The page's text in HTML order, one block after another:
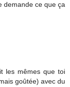
demande ce que ça
les mêmes que toi
goûtée) avec du